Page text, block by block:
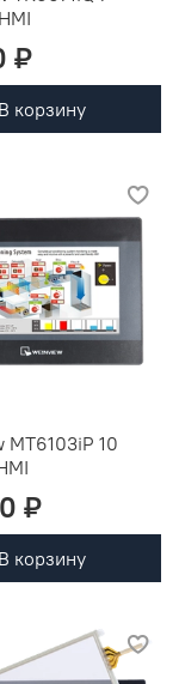
₽
В корзину
MT6103iP 10
₽
В корзину